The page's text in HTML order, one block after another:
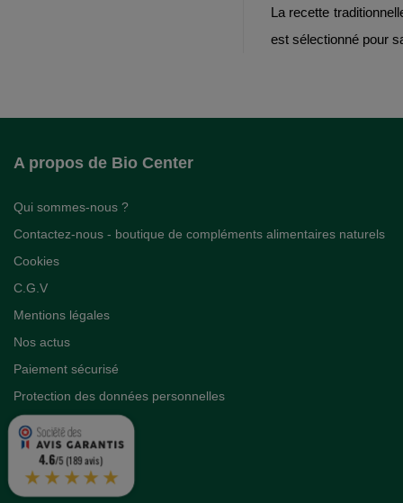
La recette
est sélectionné pour
A propos de Bio Center
Qui sommes-nous ?
Contactez-nous - boutique de compléments alimentaires naturels
Cookies
C.G.V
Mentions légales
Nos actus
Paiement sécurisé
Protection des données personnelles
4.6/5 (189 avis)
★★★★★